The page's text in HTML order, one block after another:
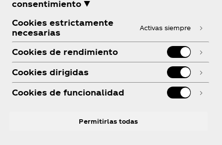
¿Necesitas ayuda?
Legal
consentimiento ▼
Cookies estrictamente
necesarias
Activas siempre
Cookies de rendimiento
Cookies dirigidas
Cookies de funcionalidad
Permitirlas todas